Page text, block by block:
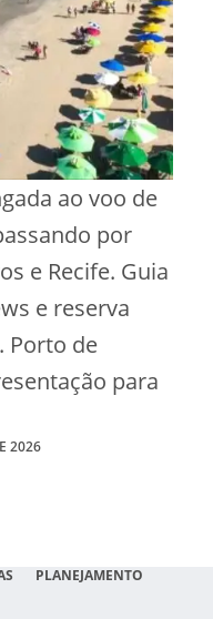
ao voo de
por
e Recife. Guia
e reserva
Porto de
para
2026
PLANEJAMENTO